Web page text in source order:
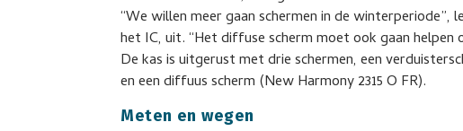
“We willen meer gaan schermen in de winterperiode”,
het IC, uit. “Het diffuse scherm moet ook gaan helpen
De kas is uitgerust met drie schermen, een
en een diffuus scherm (New Harmony 2315 O FR).
Meten en wegen